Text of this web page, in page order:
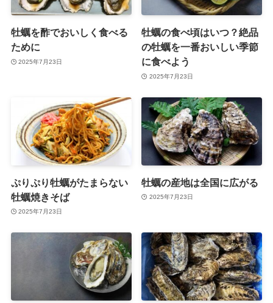
牡蠣を酢でおいしく食べる
ために
2025年7月23日
牡蠣の食べ頃はいつ？絶品
の牡蠣を一番おいしい季節
に食べよう
2025年7月23日
ぷりぷり牡蠣がたまらない
牡蠣焼きそば
2025年7月23日
牡蠣の産地は全国に広がる
2025年7月23日